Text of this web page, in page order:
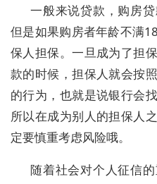
一般来说贷款，购房
但是如果购房者年龄不满
保人担保。一旦成为了担
款的时候，担保人就会按
的行为，也就是说银行会
所以在成为别人的担保人
定要慎重考虑风险哦。
随着社会对个人征信